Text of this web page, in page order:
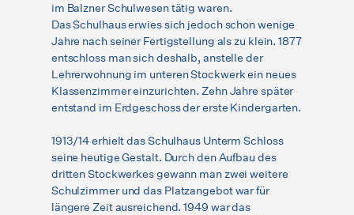
im Balzner Schulwesen tätig waren.
Das Schulhaus erwies sich jedoch schon wenige
Jahre nach seiner Fertigstellung als zu klein. 1877
entschloss man sich deshalb, anstelle der
Lehrerwohnung im unteren Stockwerk ein neues
Klassenzimmer einzurichten. Zehn Jahre später
entstand im Erdgeschoss der erste Kindergarten.
1913/14 erhielt das Schulhaus Unterm Schloss
seine heutige Gestalt. Durch den Aufbau des
dritten Stockwerkes gewann man zwei weitere
Schulzimmer und das Platzangebot war für
längere Zeit ausreichend. 1949 war das